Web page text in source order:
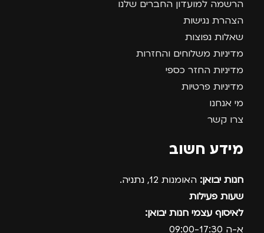
הרשמה למועדון החברים שלנו
הצהרת נגישות
שאלות נפוצות
מדיניות משלוחים והחזרות
מדיניות החזר כספי
מדיניות פרטיות
מי אנחנו
צרו קשר
מידע חשוב
חנות יבואן: האומנות 12, נתניה.
שעות פעילות
לאיסוף עצמי חנות יבואן:
א-ה 09:00-17:30